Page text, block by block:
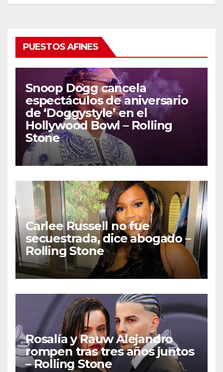
PUESTOS AFINES
Snoop Dogg cancela
espectáculos de aniversario
de ‘Doggystyle’ en el
Hollywood Bowl – Rolling
Stone
Carlee Russell no fue
secuestrada, dice abogado –
Rolling Stone
Rosalía y Rauw Alejandro
rompen tras tres años juntos
– Rolling Stone